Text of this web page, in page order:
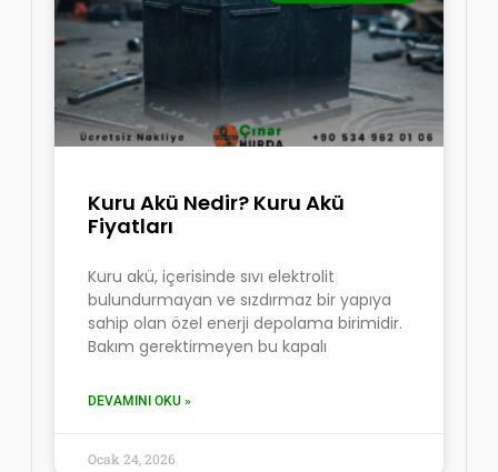
Kuru Akü Nedir? Kuru Akü
Fiyatları
Kuru akü, içerisinde sıvı elektrolit
bulundurmayan ve sızdırmaz bir yapıya
sahip olan özel enerji depolama birimidir.
Bakım gerektirmeyen bu kapalı
DEVAMINI OKU »
Ocak 24, 2026